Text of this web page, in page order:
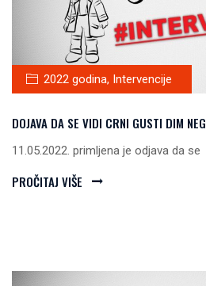
2022 godina, Intervencije
DOJAVA DA SE VIDI CRNI GUSTI DIM
11.05.2022. primljena je odjava da se
PROČITAJ VIŠE